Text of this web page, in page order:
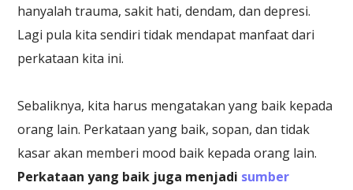
hanyalah trauma, sakit hati, dendam, dan depresi.
Lagi pula kita sendiri tidak mendapat manfaat dari
perkataan kita ini.
Sebaliknya, kita harus mengatakan yang baik kepada
orang lain. Perkataan yang baik, sopan, dan tidak
kasar akan memberi mood baik kepada orang lain.
Perkataan yang baik juga menjadi sumber